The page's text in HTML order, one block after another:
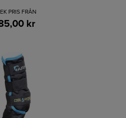
PRIS FRÅN
kr